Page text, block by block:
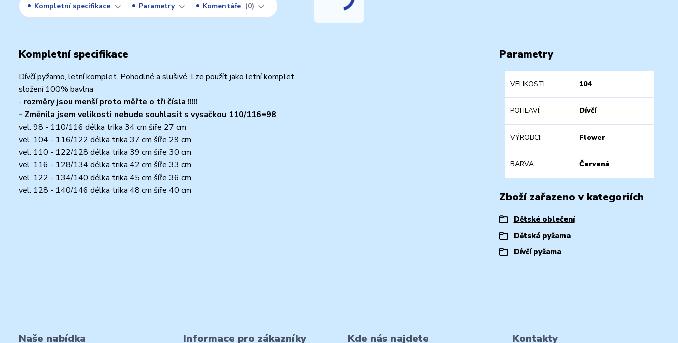
Kompletní specifikace Parametry Komentáře 0
Kompletní specifikace
Dívčí pyžamo, letní komplet. Pohodlné a slušivé. Lze použít jako letní komplet.
složení 100% bavlna
- rozměry jsou menší proto měřte o tři čísla !!!!!
- Změnila jsem velikosti nebude souhlasit s vysačkou 110/116=98
vel. 98 - 110/116 délka trika 34 cm šíře 27 cm
vel. 104 - 116/122 délka trika 37 cm šíře 29 cm
vel. 110 - 122/128 délka trika 39 cm šíře 30 cm
vel. 116 - 128/134 délka trika 42 cm šíře 33 cm
vel. 122 - 134/140 délka trika 45 cm šíře 36 cm
vel. 128 - 140/146 délka trika 48 cm šíře 40 cm
Parametry
VELIKOSTI 104
POHLAVÍ Dívčí
VÝROBCI Flower
BARVA Červená
Zboží zařazeno v kategoriích
Dětské oblečení
Dětská pyžama
Dívčí pyžama
Naše nabídka Informace pro zákazníky Kde nás najdete Kontakty